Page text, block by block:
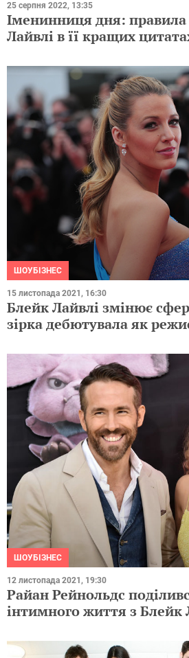
25 серпня 2022, 13:35
Іменинниця дня:
Лайвлі в її кращих
ШОУБІЗНЕС
15 листопада 2021, 16:30
Блейк Лайвлі змінює
зірка дебютувала як
ШОУБІЗНЕС
12 листопада 2021, 19:30
Райан Рейнольдс
інтимного життя з Блейк